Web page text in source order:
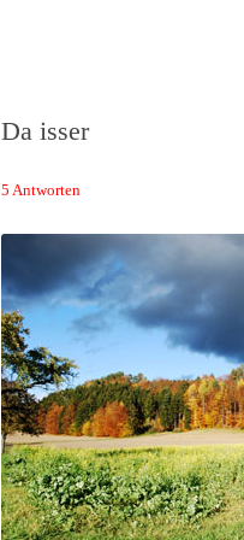
Das Neuste von
Da isser
5 Antworten